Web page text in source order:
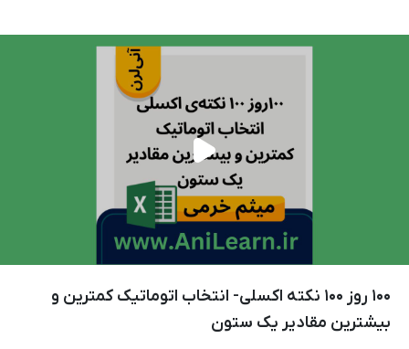
۱۰۰ روز ۱۰۰ نکته اکسلی- انتخاب اتوماتیک کمترین و
بیشترین مقادیر یک ستون